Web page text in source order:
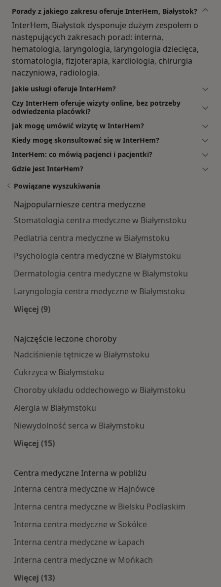
Porady z jakiego zakresu oferuje InterHem, Białystok?
InterHem, Białystok dysponuje dużym zespołem o
następujących zakresach porad: interna,
hematologia, laryngologia, laryngologia dziecięca,
stomatologia, fizjoterapia, kardiologia, chirurgia
naczyniowa, radiologia.
Jakie usługi oferuje InterHem?
Czy InterHem oferuje wizyty online, bez potrzeby
odwiedzenia placówki?
Jak mogę umówić wizytę w InterHem?
Kiedy mogę skonsultować się w InterHem?
InterHem: co mówią pacjenci i pacjentki?
Gdzie jest InterHem?
Powiązane wyszukiwania
Najpopularniesze centra medyczne
Stomatologia centra medyczne w Białymstoku
Pediatria centra medyczne w Białymstoku
Psychologia centra medyczne w Białymstoku
Dermatologia centra medyczne w Białymstoku
Laryngologia centra medyczne w Białymstoku
Więcej (9)
Najczęście leczone choroby
Nadciśnienie tętnicze w Białymstoku
Cukrzyca w Białymstoku
Choroby układu oddechowego w Białymstoku
Alergia w Białymstoku
Niewydolność serca w Białymstoku
Więcej (15)
Centra medyczne Interna w pobliżu
Interna centra medyczne w Hajnówce
Interna centra medyczne w Bielsku Podlaskim
Interna centra medyczne w Sokółce
Interna centra medyczne w Łapach
Interna centra medyczne w Mońkach
Więcej (13)